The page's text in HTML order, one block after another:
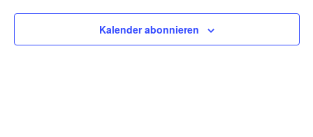
Kalender abonnieren